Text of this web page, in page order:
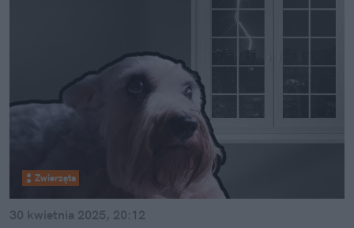
Zwierzęta
30 kwietnia 2025, 20:12